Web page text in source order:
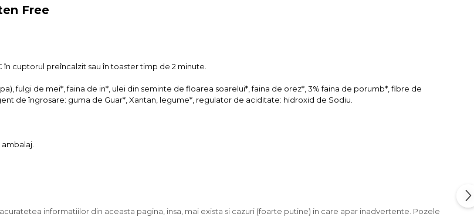
Free
cuptorul preîncalzit sau în toaster timp de 2 minute.
fulgi de mei*, faina de in*, ulei din seminte de floarea soarelui*, faina de orez*, 3% faina de porumb*, fibre de
de îngrosare: guma de Guar*, Xantan, legume*, regulator de aciditate: hidroxid de Sodiu.
informatiilor din aceasta pagina, insa, mai exista si cazuri (foarte putine) in care apar inadvertente. Pozele